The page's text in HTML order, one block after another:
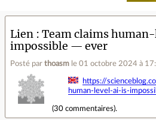
Lien
Team claims
impossible — ever
Posté par thoasm le 01 octobre 2024 à
https://
human-level-ai-is-
(30 commentaires).